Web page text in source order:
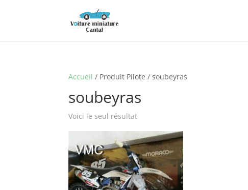
Accueil / Produit Pilote / soubeyras
soubeyras
Voici le seul résultat